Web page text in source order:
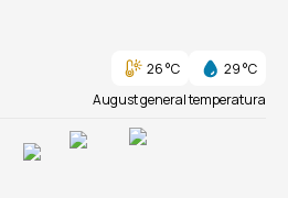
26 °C
29 °C
August general temperatura